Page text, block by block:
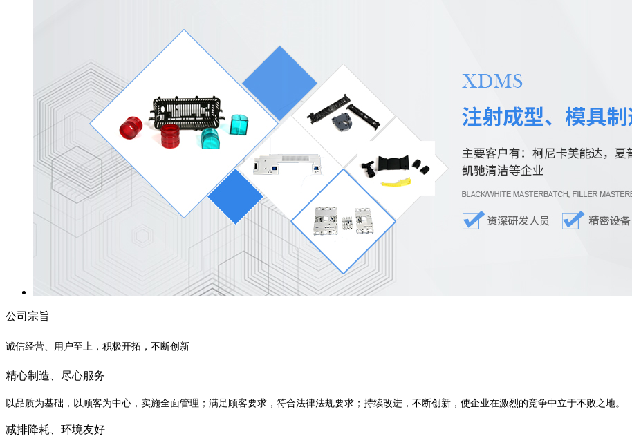
公司宗旨
诚信经营、用户至上，积极开拓，不断创新
精心制造、尽心服务
以品质为基础，以顾客为中心，实施全面管理；满足顾客要求，符合法律法规要求；持续改进，不断创新，使企业在激烈的竞争中立于不败之地。
减排降耗、环境友好